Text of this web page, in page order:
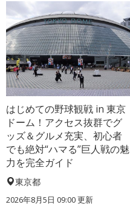
はじめての野球観戦 in 東京
ドーム！アクセス抜群でグ
ッズ＆グルメ充実、初心者
でも絶対“ハマる”巨人戦の魅
力を完全ガイド
東京都
2026年8月5日 09:00更新